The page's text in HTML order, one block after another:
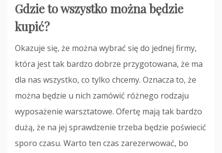
Gdzie to wszystko można będzie
kupić?
Okazuje się, że można wybrać się do jednej firmy,
która jest tak bardzo dobrze przygotowana, że ma
dla nas wszystko, co tylko chcemy. Oznacza to, że
można będzie u nich zamówić różnego rodzaju
wyposażenie warsztatowe. Ofertę mają tak bardzo
dużą, że na jej sprawdzenie trzeba będzie poświecić
sporo czasu. Warto ten czas zarezerwować, bo